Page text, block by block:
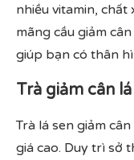
nhiều vitamin,
mãng cầu giảm
giúp bạn có thân
Trà giảm cân
Trà lá sen giảm
giá cao. Duy trì sở